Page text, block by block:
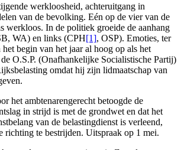
werkloosheid, achteruitgang in
van de bevolking. Eén op de vier van de
werkloos. In de politiek groeide de aanhang
WA) en links (CPH[1], OSP). Emoties, ter
begin van het jaar al hoog op als het
O.S.P. (Onafhankelijke Socialistische Partij)
omdat hij zijn lidmaatschap van
het ambtenarengerecht betoogde de
in strijd is met de grondwet en dat het
van de belastingdienst is verleend,
richting te bestrijden. Uitspraak op 1 mei.